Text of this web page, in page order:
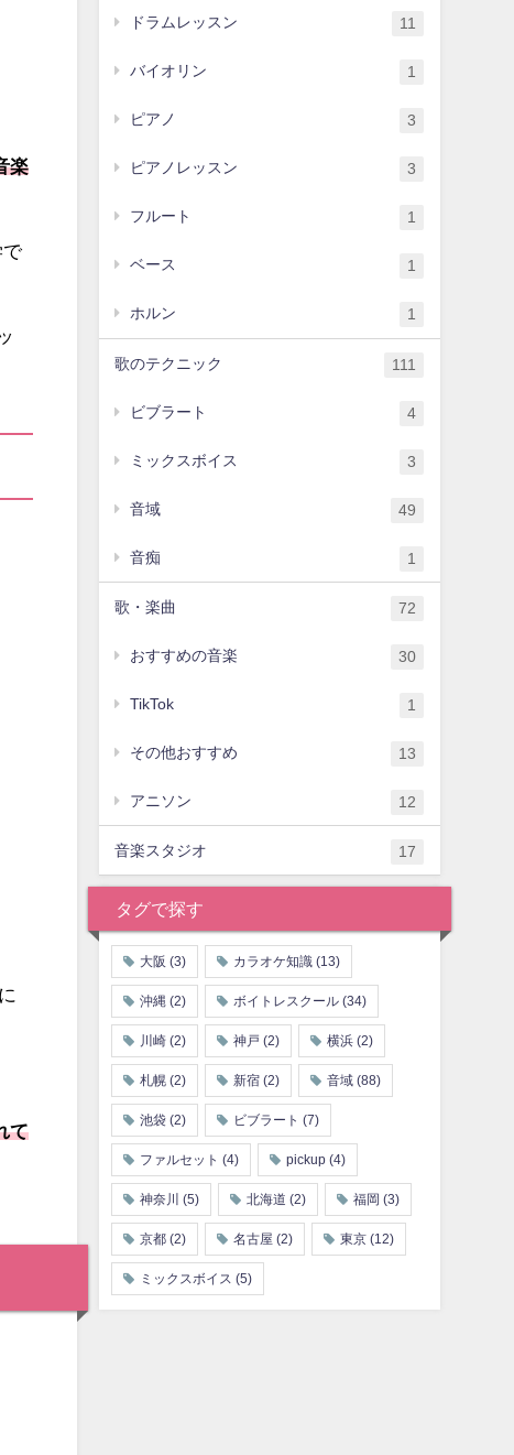
楽
で
て
ドラムレッスン 11
バイオリン 1
ピアノ 3
ピアノレッスン 3
フルート 1
ベース 1
ホルン 1
歌のテクニック 111
ビブラート 4
ミックスボイス 3
音域 49
音痴 1
歌・楽曲 72
おすすめの音楽 30
TikTok 1
その他おすすめ 13
アニソン 12
音楽スタジオ 17
タグで探す
大阪 (3) カラオケ知識 (13)
沖縄 (2) ボイトレスクール(34)
川崎(2) 神戸 (2) 横浜(2)
札幌(2) 新宿(2) 音域(88)
池袋(2) ビブラート (7)
ファルセット (4) pickup(4)
神奈川 (5) 北海道 (2) 福岡 (3)
京都(2) 名古屋 (2) 東京(12)
ミックスボイス (5)